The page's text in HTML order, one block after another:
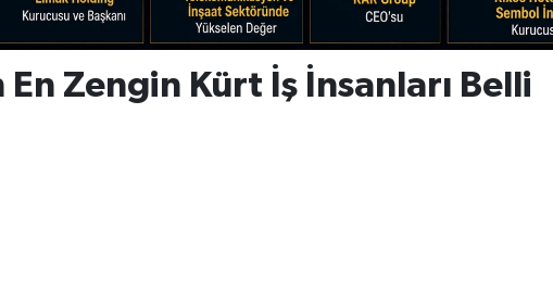
En Zengin Kürt İş İnsanları Belli